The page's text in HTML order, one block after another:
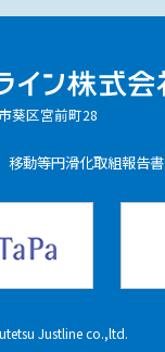
葵区宮前町28
移動等円滑化取組報告書
Justline co.,ltd.